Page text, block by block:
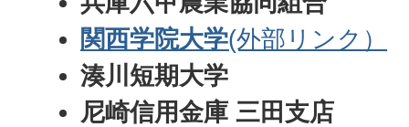
関西学院大学(外部リンク）
湊川短期大学
尼崎信用金庫 三田支店